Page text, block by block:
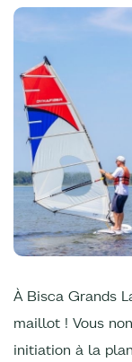
À Bisca Grands
maillot ! Vous
initiation à la